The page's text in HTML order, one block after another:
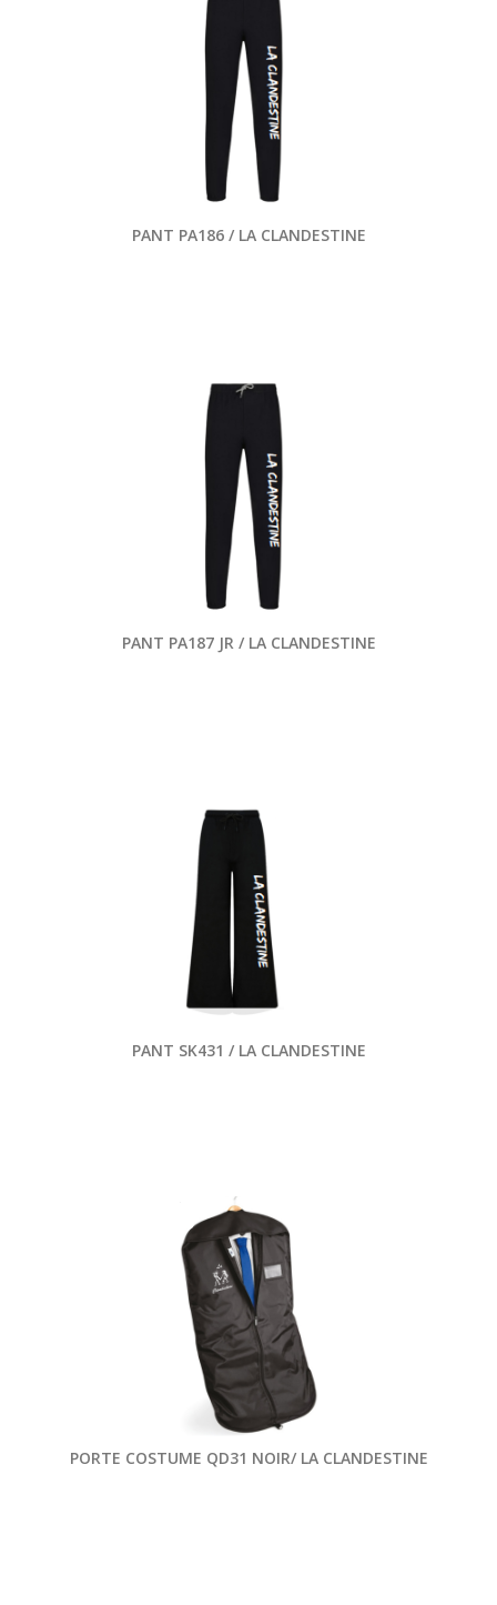
PANT PA186 / LA CLANDESTINE
PANT PA187 JR / LA CLANDESTINE
PANT SK431 / LA CLANDESTINE
PORTE COSTUME QD31 NOIR/ LA CLANDESTINE